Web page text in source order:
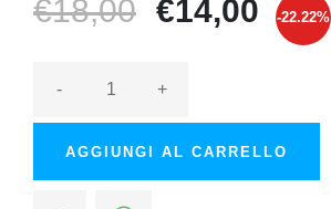
€18,00 €14,00 -22.22%
- +
AGGIUNGI AL CARRELLO